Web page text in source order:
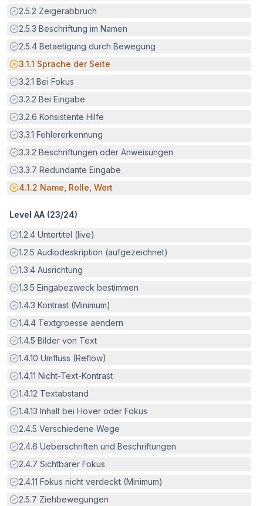
Erfüllt:
2.5.2 Zeigerabbruch
Erfüllt:
2.5.3 Beschriftung im Namen
Erfüllt:
2.5.4 Betaetigung durch Bewegung
Potenzielle Barriere:
3.1.1 Sprache der Seite
Erfüllt:
3.2.1 Bei Fokus
Erfüllt:
3.2.2 Bei Eingabe
Erfüllt:
3.2.6 Konsistente Hilfe
Erfüllt:
3.3.1 Fehlererkennung
Erfüllt:
3.3.2 Beschriftungen oder Anweisungen
Erfüllt:
3.3.7 Redundante Eingabe
Potenzielle Barriere:
4.1.2 Name, Rolle, Wert
Level AA (23/24)
Erfüllt:
1.2.4 Untertitel (live)
Erfüllt:
1.2.5 Audiodeskription (aufgezeichnet)
Erfüllt:
1.3.4 Ausrichtung
Erfüllt:
1.3.5 Eingabezweck bestimmen
Erfüllt:
1.4.3 Kontrast (Minimum)
Erfüllt:
1.4.4 Textgroesse aendern
Erfüllt:
1.4.5 Bilder von Text
Erfüllt:
1.4.10 Umfluss (Reflow)
Erfüllt:
1.4.11 Nicht-Text-Kontrast
Erfüllt:
1.4.12 Textabstand
Erfüllt:
1.4.13 Inhalt bei Hover oder Fokus
Erfüllt:
2.4.5 Verschiedene Wege
Erfüllt:
2.4.6 Ueberschriften und Beschriftungen
Erfüllt:
2.4.7 Sichtbarer Fokus
Erfüllt:
2.4.11 Fokus nicht verdeckt (Minimum)
Erfüllt:
2.5.7 Ziehbewegungen